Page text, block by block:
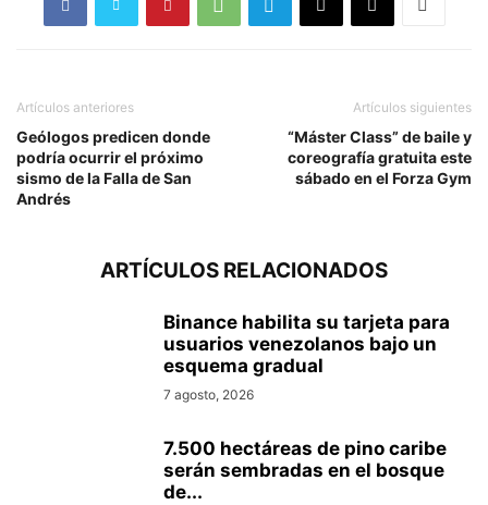
Artículos anteriores
Geólogos predicen donde
podría ocurrir el próximo
sismo de la Falla de San
Andrés
Artículos siguientes
“Máster Class” de baile y
coreografía gratuita este
sábado en el Forza Gym
ARTÍCULOS RELACIONADOS
Binance habilita su tarjeta para
usuarios venezolanos bajo un
esquema gradual
7 agosto, 2026
7.500 hectáreas de pino caribe
serán sembradas en el bosque
de...